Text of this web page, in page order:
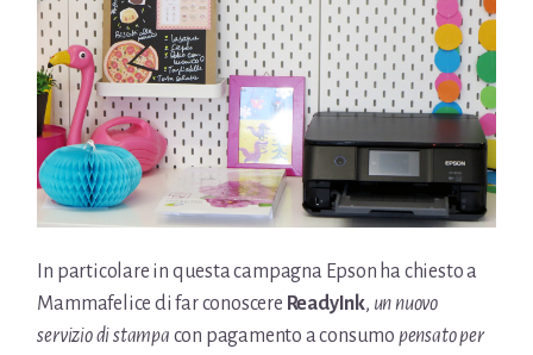
In particolare in questa campagna Epson ha chiesto a
Mammafelice di far conoscere ReadyInk, un nuovo
servizio di stampa con pagamento a consumo pensato per